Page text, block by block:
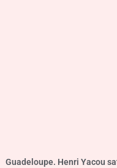
Guadeloupe. Henri Yacou